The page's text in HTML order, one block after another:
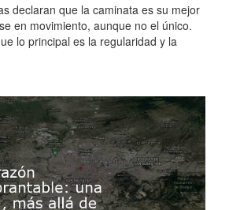
declaran que la caminata es su mejor
en movimiento, aunque no el único.
lo principal es la regularidad y la